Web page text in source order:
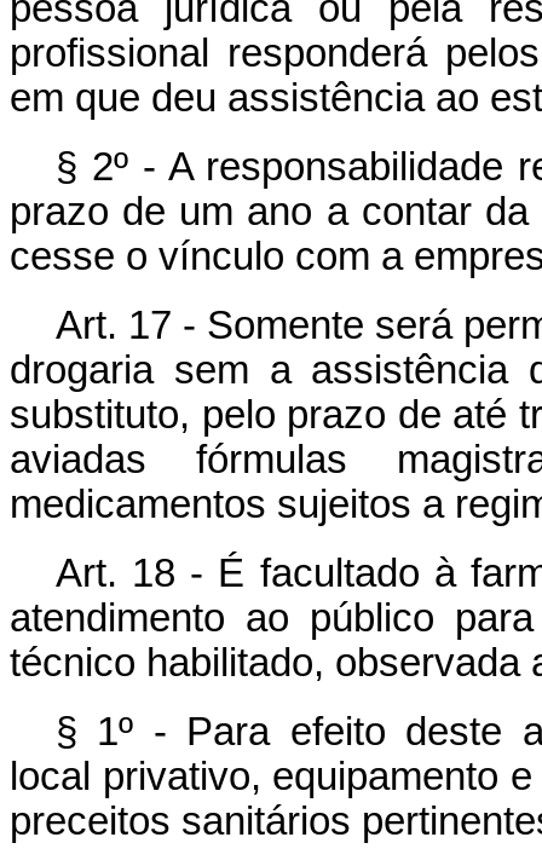
profissional responderá
em que deu assistência ao
§ 2º - A responsabilidade
prazo de um ano a contar
cesse o vínculo com a
Art. 17 - Somente será
drogaria sem a assistência
substituto, pelo prazo de até
aviadas fórmulas
medicamentos sujeitos a
Art. 18 - É facultado à
atendimento ao público
técnico habilitado, observada
§ 1º - Para efeito deste
local privativo, equipamento
preceitos sanitários